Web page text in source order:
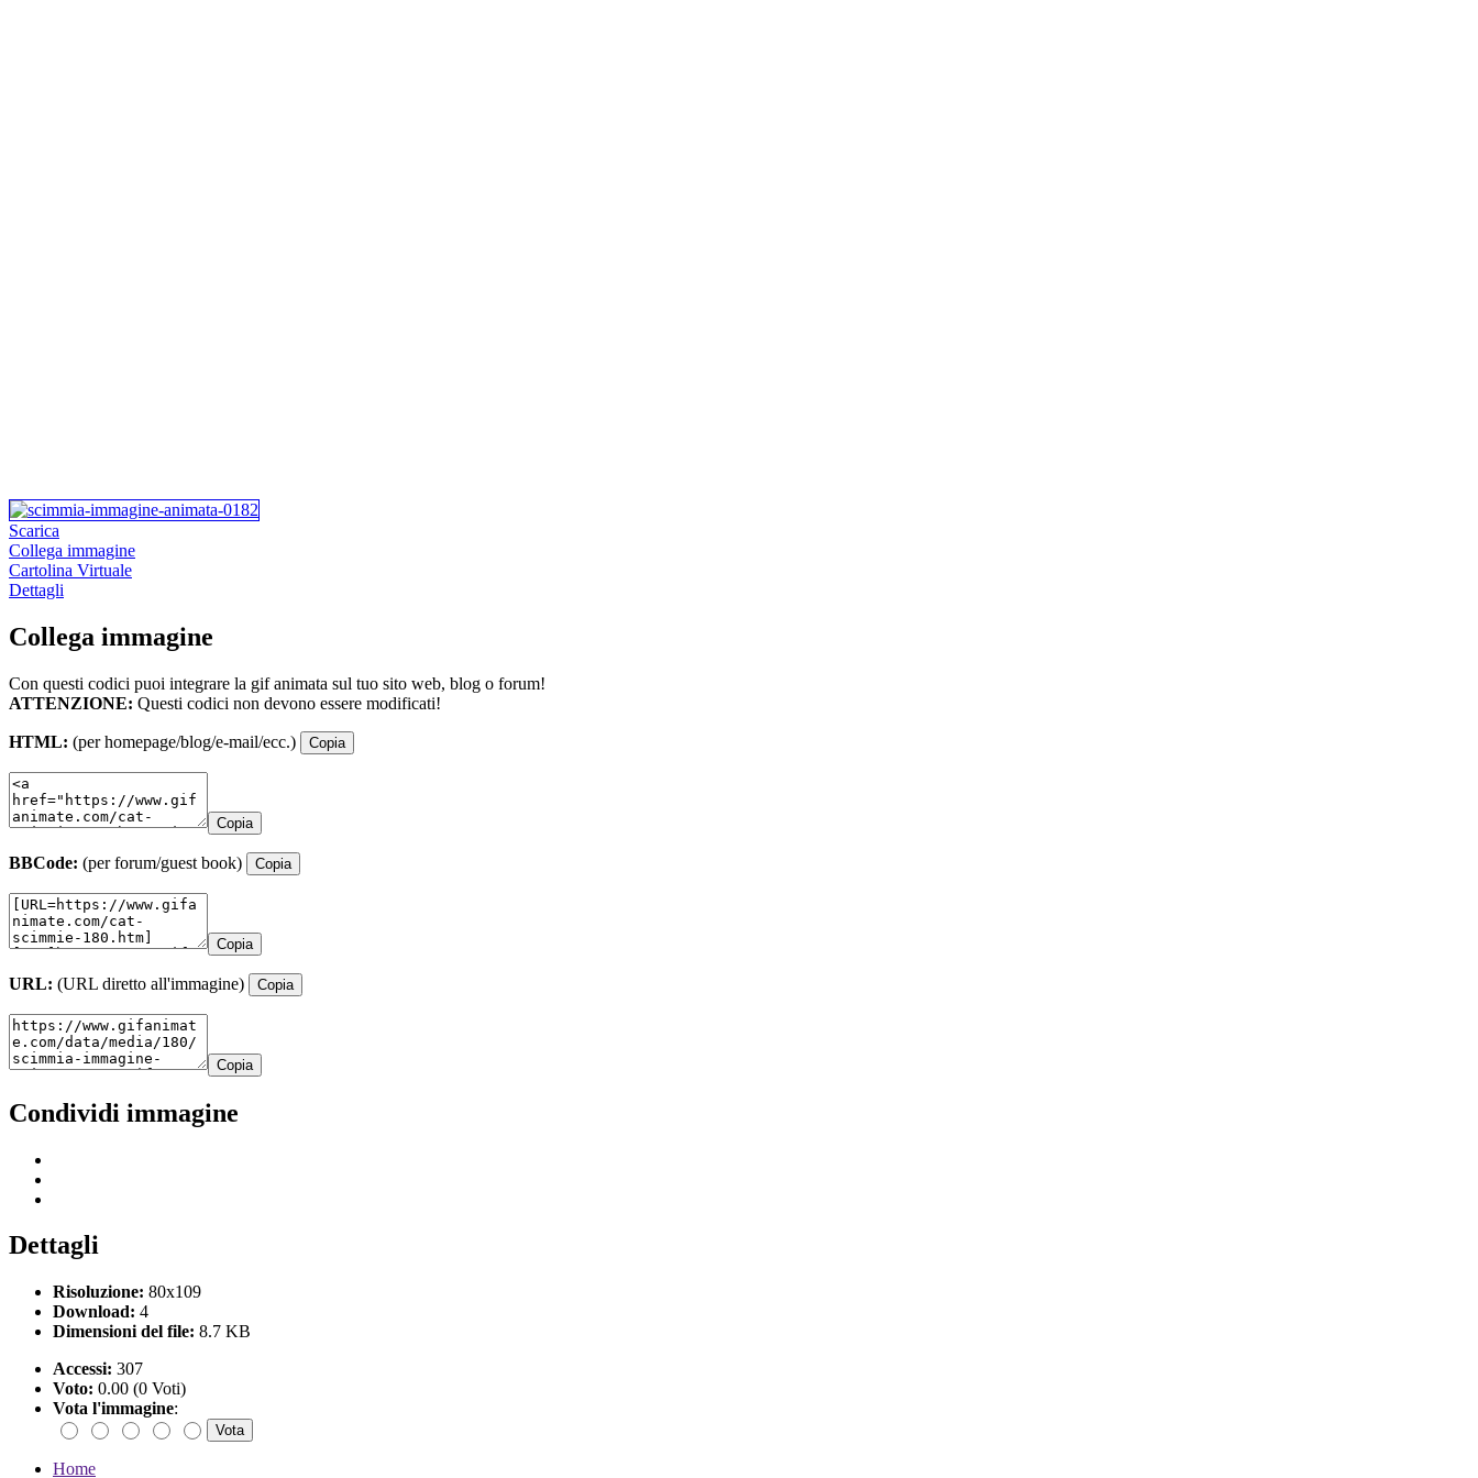
Scarica
Collega immagine
Cartolina Virtuale
Dettagli
Collega immagine
Con questi codici puoi integrare la gif animata sul tuo sito web, blog o forum!
ATTENZIONE: Questi codici non devono essere modificati!
HTML: (per homepage/blog/e-mail/ecc.) Copia
Copia
BBCode: (per forum/guest book) Copia
Copia
URL: (URL diretto all'immagine) Copia
Copia
Condividi immagine
Dettagli
Risoluzione: 80x109
Download: 4
Dimensioni del file: 8.7 KB
Accessi: 307
Voto: 0.00 (0 Voti)
Vota l'immagine:
Home